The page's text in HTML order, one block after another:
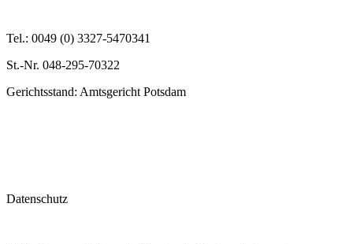
Tel.: 0049 (0) 3327-5470341
St.-Nr. 048-295-70322
Gerichtsstand: Amtsgericht Potsdam
Datenschutz